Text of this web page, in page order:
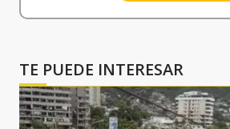
TE PUEDE INTERESAR